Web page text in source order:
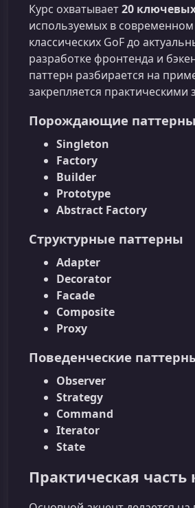
Курс охватывает20
используемых в
классических GoF до
разработке фронтенда и
паттерн разбирается на
закрепляется практическими
Порождающие паттерны
Singleton
Factory
Builder
Prototype
Abstract Factory
Структурные паттерны
Adapter
Decorator
Facade
Composite
Proxy
Поведенческие
Observer
Strategy
Command
Iterator
State
Практическая часть